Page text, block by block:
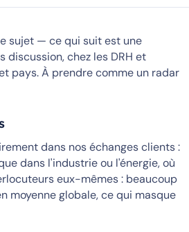
sujet — ce qui suit est une
chez les DRH et
pays. À prendre comme un radar
dans nos échanges clients :
dans l'industrie ou l'énergie, où
eux-mêmes : beaucoup
moyenne globale, ce qui masque